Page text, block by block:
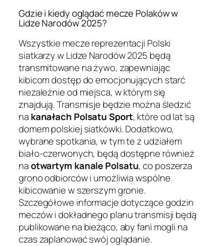
Gdzie i kiedy oglądać mecze Polaków w
Lidze Narodów 2025?
Wszystkie mecze reprezentacji Polski
siatkarzy w Lidze Narodów 2025 będą
transmitowane na żywo, zapewniając
kibicom dostęp do emocjonujących starć
niezależnie od miejsca, w którym się
znajdują. Transmisje będzie można śledzić
na kanałach Polsatu Sport, które od lat są
domem polskiej siatkówki. Dodatkowo,
wybrane spotkania, w tym te z udziałem
biało-czerwonych, będą dostępne również
naotwartym kanale Polsatu, co poszerza
grono odbiorców i umożliwia wspólne
kibicowanie w szerszym gronie.
Szczegółowe informacje dotyczące godzin
meczów i dokładnego planu transmisji będą
publikowane na bieżąco, aby fani mogli na
czas zaplanować swój oglądanie.